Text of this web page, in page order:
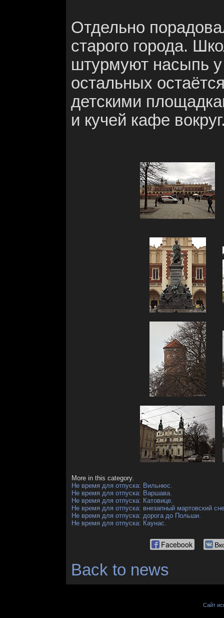
Отдельно
старого города.
штурмуют насыпь
остальных
детскими
и кучей кафе
More in this category.
Не время для отпуска: Вильнюс.
Не время для отпуска: Варшава.
Не время для отпуска: Катовице.
Не время для отпуска: внезапный мартовский
Не время для отпуска: дорога до Польши.
Не время для отпуска: Каунас.
Facebook
Back to news
Сайт